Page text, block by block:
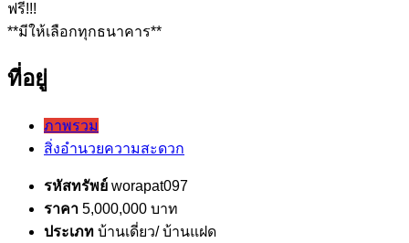
ฟรี!!!
**มีให้เลือกทุกธนาคาร**
ที่อยู่
ภาพรวม
สิ่งอำนวยความสะดวก
รหัสทรัพย์ worapat097
ราคา 5,000,000 บาท
ประเภท บ้านเดี่ยว/ บ้านแฝด